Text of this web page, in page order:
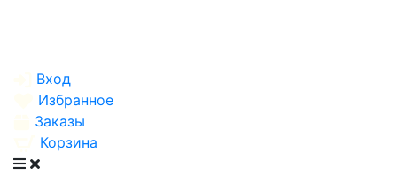
Вход
Избранное
Заказы
Корзина